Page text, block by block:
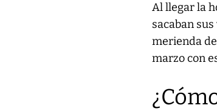
Al llegar la
sacaban
merienda
marzo con